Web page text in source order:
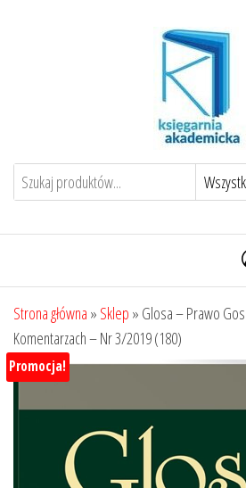
Strona główna » Sklep » Glosa – Prawo
Komentarzach – Nr 3/2019 (180)
Promocja!